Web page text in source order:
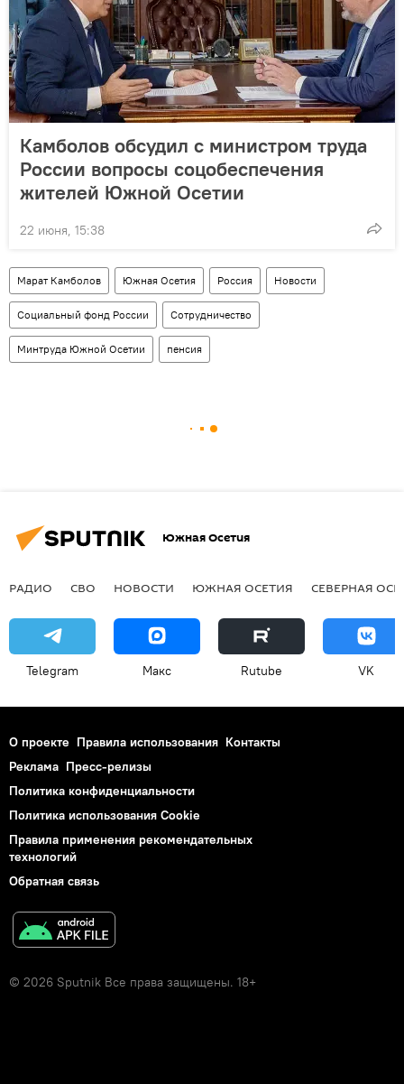
Камболов обсудил с министром труда
России вопросы соцобеспечения
жителей Южной Осетии
22 июня, 15:38
Марат Камболов Южная Осетия Россия Новости
Социальный фонд России Сотрудничество
Минтруда Южной Осетии пенсия
Южная Осетия
РАДИО СВО НОВОСТИ ЮЖНАЯ ОСЕТИЯ СЕВЕРНАЯ
Telegram Макс Rutube VK
О проекте Правила использования Контакты
Реклама Пресс-релизы
Политика конфиденциальности
Политика использования Cookie
Правила применения рекомендательных
технологий
Обратная связь
© 2026 Sputnik Все права защищены. 18+